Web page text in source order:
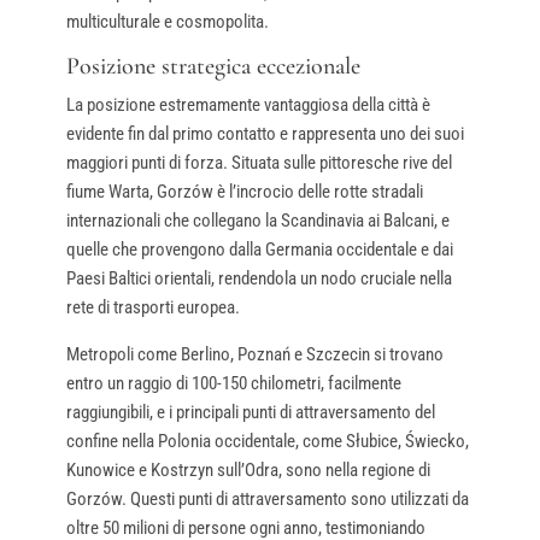
multiculturale e cosmopolita.
Posizione strategica eccezionale
La posizione estremamente vantaggiosa della città è
evidente fin dal primo contatto e rappresenta uno dei suoi
maggiori punti di forza. Situata sulle pittoresche rive del
fiume Warta, Gorzów è l’incrocio delle rotte stradali
internazionali che collegano la Scandinavia ai Balcani, e
quelle che provengono dalla Germania occidentale e dai
Paesi Baltici orientali, rendendola un nodo cruciale nella
rete di trasporti europea.
Metropoli come Berlino, Poznań e Szczecin si trovano
entro un raggio di 100-150 chilometri, facilmente
raggiungibili, e i principali punti di attraversamento del
confine nella Polonia occidentale, come Słubice, Świecko,
Kunowice e Kostrzyn sull’Odra, sono nella regione di
Gorzów. Questi punti di attraversamento sono utilizzati da
oltre 50 milioni di persone ogni anno, testimoniando